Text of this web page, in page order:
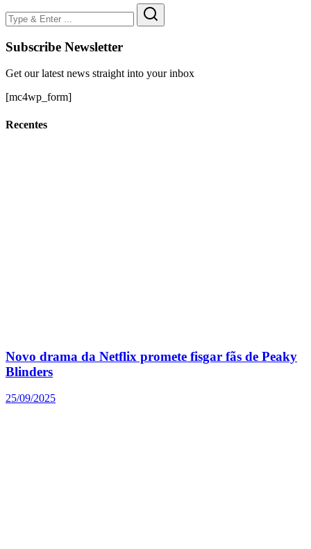
Subscribe Newsletter
Get our latest news straight into your inbox
[mc4wp_form]
Recentes
Novo drama da Netflix promete fisgar fãs de Peaky
Blinders
25/09/2025